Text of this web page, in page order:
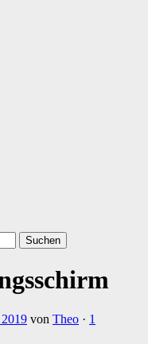
von Theo · 1